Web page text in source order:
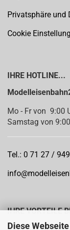
Diese
Privatsphäre und
Cookie
IHRE HOTLINE...
Mo - Fr von 9:00
Samstag von
Tel.: 0 71 27 /
IHRE VORTEILE
Offizieller